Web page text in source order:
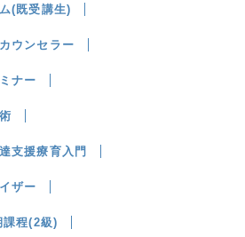
(既受講生)
ウンセラー
ナー
支援療育入門
ザー
課程(2級)